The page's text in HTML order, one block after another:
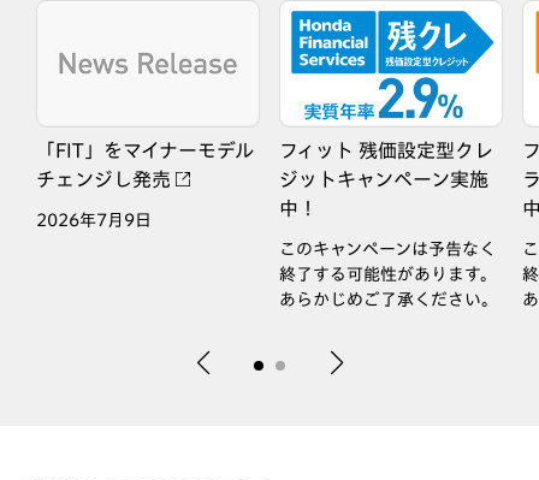
「 FIT 」をマイナーモデル
チェンジし発売
2026年7月9日
フィット 残価設定型クレ
ジットキャンペーン実施
中！
このキャンペーンは予告なく
終了する可能性があります。
あらかじめご了承ください。